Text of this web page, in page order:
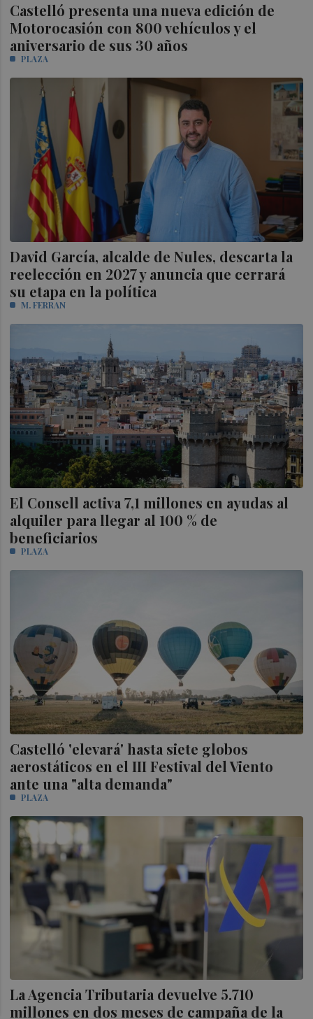
Castelló presenta una nueva edición de
Motorocasión con 800 vehículos y el
aniversario de sus 30 años
PLAZA
David García, alcalde de Nules, descarta la
reelección en 2027 y anuncia que cerrará
su etapa en la política
M. FERRAN
El Consell activa 7,1 millones en ayudas al
alquiler para llegar al 100 % de
beneficiarios
PLAZA
Castelló 'elevará' hasta siete globos
aerostáticos en el III Festival del Viento
ante una "alta demanda"
PLAZA
La Agencia Tributaria devuelve 5.710
millones en dos meses de campaña de la